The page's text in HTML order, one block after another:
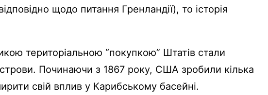
щодо питання Гренландії), то історія
територіальною “покупкою” Штатів стали
острови. Починаючи з 1867 року, США зробили кілька
свій вплив у Карибському басейні.